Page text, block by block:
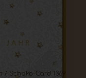
/ Schoko-Card 1369